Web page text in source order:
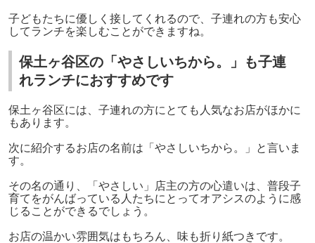
子どもたちに優しく接してくれるので、子連れの方も安心
してランチを楽しむことができますね。
保土ヶ谷区の「やさしいちから。」も子連
れランチにおすすめです
保土ヶ谷区には、子連れの方にとても人気なお店がほかに
もあります。
次に紹介するお店の名前は「やさしいちから。」と言いま
す。
その名の通り、「やさしい」店主の方の心遣いは、普段子
育てをがんばっている人たちにとってオアシスのように感
じることができるでしょう。
お店の温かい雰囲気はもちろん、味も折り紙つきです。